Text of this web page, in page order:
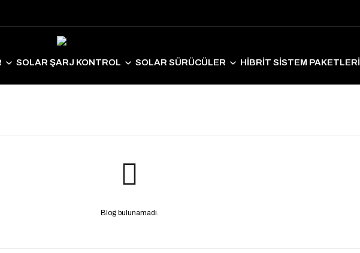
SOLAR ŞARJ KONTROL SOLAR SÜRÜCÜLER HİBRİT SİSTEM PAKETLERİ
Blog bulunamadı.